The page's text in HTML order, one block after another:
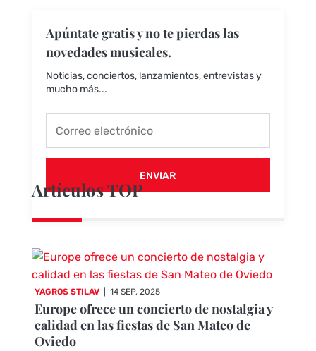
Apúntate gratis y no te pierdas las
novedades musicales.
Noticias, conciertos, lanzamientos, entrevistas y
mucho más...
ENVIAR
Artículos TOP
YAGROS STILAV 14 SEP, 2025
Europe ofrece un concierto de nostalgia y
calidad en las fiestas de San Mateo de
Oviedo